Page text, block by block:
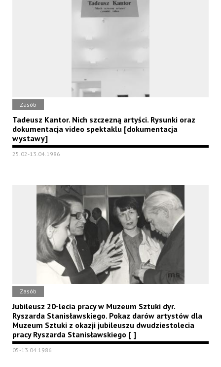
Zasób
Tadeusz Kantor. Nich szczezną artyści. Rysunki oraz
dokumentacja video spektaklu [dokumentacja
wystawy]
25.02-13.04.1986
Zasób
Jubileusz 20-lecia pracy w Muzeum Sztuki dyr.
Ryszarda Stanisławskiego. Pokaz darów artystów dla
Muzeum Sztuki z okazji jubileuszu dwudziestolecia
pracy Ryszarda Stanisławskiego [ ]
05-13.04.1986